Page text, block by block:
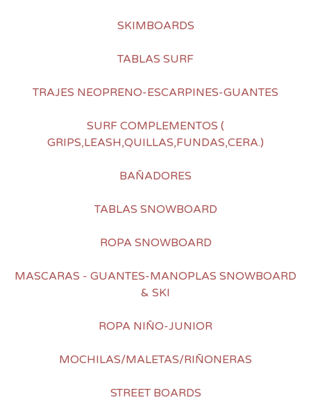
SKIMBOARDS
TABLAS SURF
TRAJES NEOPRENO-ESCARPINES-GUANTES
SURF COMPLEMENTOS (
GRIPS,LEASH,QUILLAS,FUNDAS,CERA.)
BAÑADORES
TABLAS SNOWBOARD
ROPA SNOWBOARD
MASCARAS - GUANTES-MANOPLAS SNOWBOARD
& SKI
ROPA NIÑO-JUNIOR
MOCHILAS/MALETAS/RIÑONERAS
STREET BOARDS